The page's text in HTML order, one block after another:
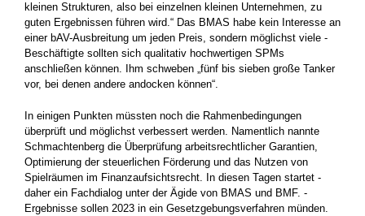
kleinen Strukturen, also bei einzelnen kleinen Unternehmen, zu
guten Ergebnissen führen wird.“ Das BMAS habe kein Interesse an
einer bAV-Ausbreitung um jeden Preis, sondern möglichst viele ­
Beschäftigte sollten sich qualitativ hochwertigen SPMs
anschließen können. Ihm schweben „fünf bis sieben große Tanker
vor, bei denen andere andocken können“.
In einigen Punkten müssten noch die Rahmenbedingungen
überprüft und möglichst verbessert werden. Namentlich nannte
Schmachtenberg die Überprüfung ­arbeitsrechtlicher Garantien,
Optimierung der steuerlichen Förderung und das Nutzen von
Spielräumen im Finanzaufsichtsrecht. In diesen Tagen startet ­
daher ein Fachdialog unter der Ägide von BMAS und BMF. ­
Ergebnisse sollen 2023 in ein Gesetzgebungs­verfahren münden.